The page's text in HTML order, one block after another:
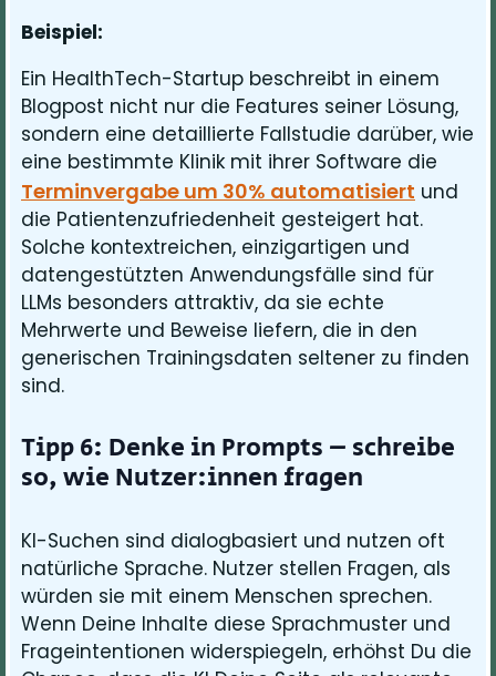
Beispiel:
Ein HealthTech-Startup beschreibt in einem
Blogpost nicht nur die Features seiner Lösung,
sondern eine detaillierte Fallstudie darüber, wie
eine bestimmte Klinik mit ihrer Software die
Terminvergabe um 30% automatisiert und
die Patientenzufriedenheit gesteigert hat.
Solche kontextreichen, einzigartigen und
datengestützten Anwendungsfälle sind für
LLMs besonders attraktiv, da sie echte
Mehrwerte und Beweise liefern, die in den
generischen Trainingsdaten seltener zu finden
sind.
Tipp 6: Denke in Prompts – schreibe
so, wie Nutzer:innen fragen
KI-Suchen sind dialogbasiert und nutzen oft
natürliche Sprache. Nutzer stellen Fragen, als
würden sie mit einem Menschen sprechen.
Wenn Deine Inhalte diese Sprachmuster und
Frageintentionen widerspiegeln, erhöhst Du die